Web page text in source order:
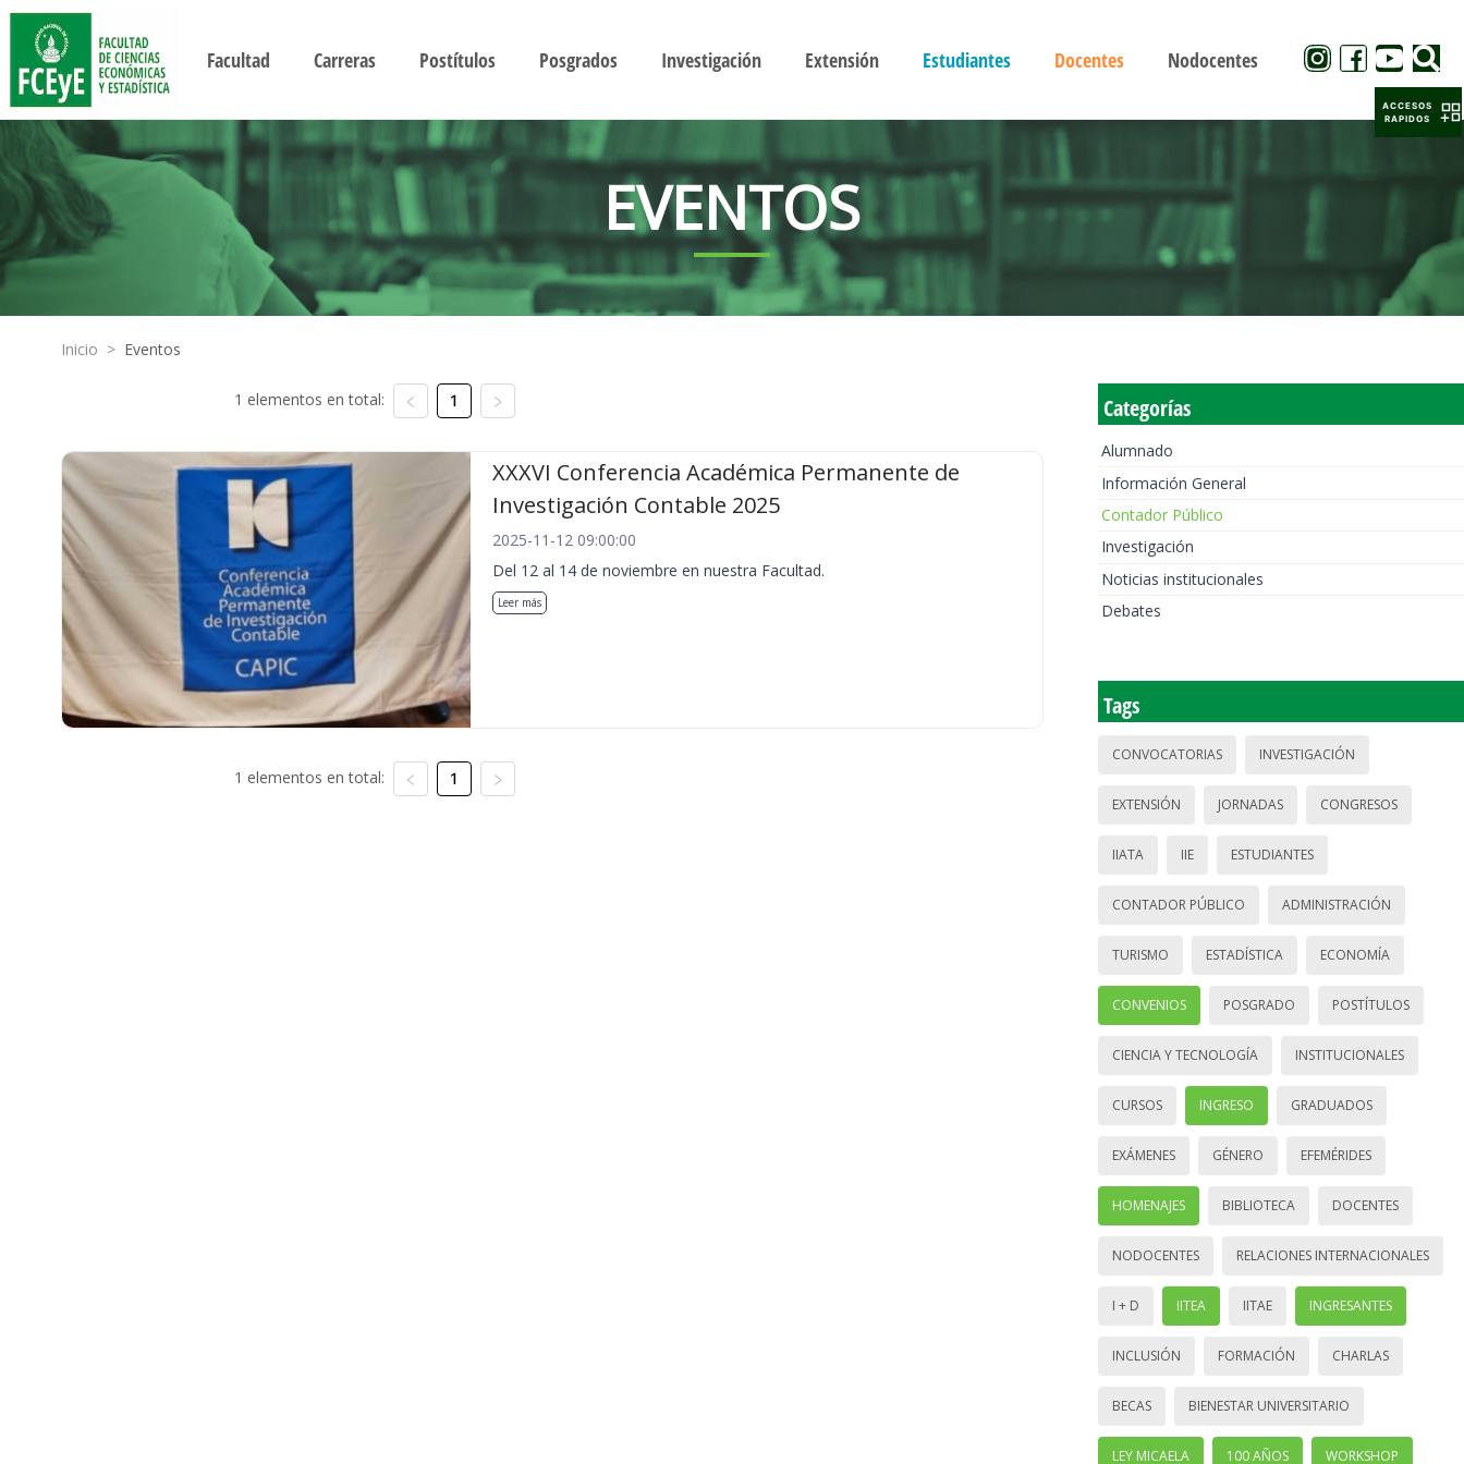
Facultad Carreras Postítulos Posgrados Investigación Extensión Estudiantes Docentes Nodocentes
EVENTOS
Inicio > Eventos
1 elementos en total: 1
XXXVI Conferencia Académica Permanente de
Investigación Contable 2025
2025-11-12 09:00:00
Del 12 al 14 de noviembre en nuestra Facultad.
Leer más
1 elementos en total: 1
Categorías
Alumnado
Información General
Contador Público
Investigación
Noticias institucionales
Debates
Tags
CONVOCATORIAS INVESTIGACIÓN
EXTENSIÓN JORNADAS CONGRESOS
IIATA IIE ESTUDIANTES
CONTADOR PÚBLICO ADMINISTRACIÓN
TURISMO ESTADÍSTICA ECONOMÍA
CONVENIOS POSGRADO POSTÍTULOS
CIENCIA Y TECNOLOGÍA INSTITUCIONALES
CURSOS INGRESO GRADUADOS
EXÁMENES GÉNERO EFEMÉRIDES
HOMENAJES BIBLIOTECA DOCENTES
NODOCENTES RELACIONES INTERNACIONALES
I + D IITEA IITAE INGRESANTES
INCLUSIÓN FORMACIÓN CHARLAS
BECAS BIENESTAR UNIVERSITARIO
LEY MICAELA 100 AÑOS WORKSHOP
ACCESOS
RAPIDOS